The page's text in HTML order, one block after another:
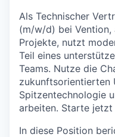
Als Technischer
(m/w/d) bei Vention,
Projekte, nutzt
Teil eines
Teams. Nutze die
zukunftsorientierten
Spitzentechnologie
arbeiten. Starte jetzt
In diese Position